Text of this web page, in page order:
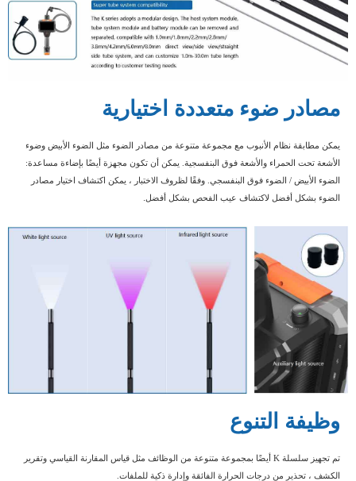
مصادر ضوء متعددة اختيارية
يمكن مطابقة نظام الأنبوب مع مجموعة متنوعة من مصادر الضوء مثل الضوء الأبيض وضوء
الأشعة تحت الحمراء والأشعة فوق البنفسجية. يمكن أن تكون مجهزة أيضًا بإضاءة مساعدة:
الضوء الأبيض / الضوء فوق البنفسجي. وفقًا لظروف الاختبار ، يمكن اكتشاف اختيار مصادر
الضوء بشكل أفضل لاكتشاف عيب الفحص بشكل أفضل.
وظيفة التنوع
تم تجهيز سلسلة K أيضًا بمجموعة متنوعة من الوظائف مثل قياس المقارنة القياسي وتقرير
الكشف ، تحذير من درجات الحرارة الفائقة وإدارة ذكية للملفات.